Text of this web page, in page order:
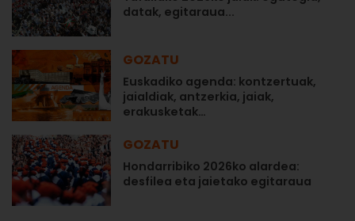
datak, egitaraua...
GOZATU
Euskadiko agenda: kontzertuak,
jaialdiak, antzerkia, jaiak,
erakusketak…
GOZATU
Hondarribiko 2026ko alardea:
desfilea eta jaietako egitaraua